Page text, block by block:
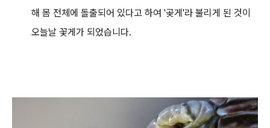
해 몸 전체에 돌출되어 있다고 하여 '곶게'라 불리게 된 것이
오늘날 꽃게가 되었습니다.